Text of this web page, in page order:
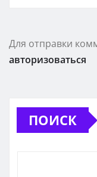
Для отправки
авторизоваться
ПОИСК